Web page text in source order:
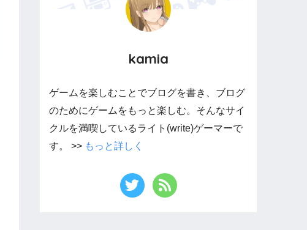
kamia
ゲームを楽しむことでブログを書き、ブログ
のためにゲームをもっと楽しむ。そんなサイ
クルを満喫しているライト(write)ゲーマーで
す。 >> もっと詳しく